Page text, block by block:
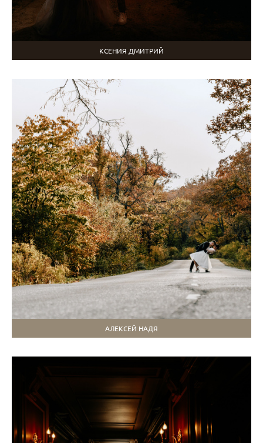
КСЕНИЯ ДМИТРИЙ
АЛЕКСЕЙ НАДЯ